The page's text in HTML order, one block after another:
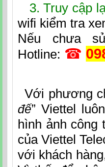
3. Truy cập
wifi kiểm tra
Nếu chưa
Hotline: ☎
Với phương
đế” Viettel
hình ảnh công
của Viettel
với khách